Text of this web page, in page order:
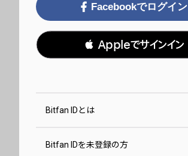
Facebookでログイン
 Appleでサインイン
Bitfan IDとは
Bitfan IDを未登録の方